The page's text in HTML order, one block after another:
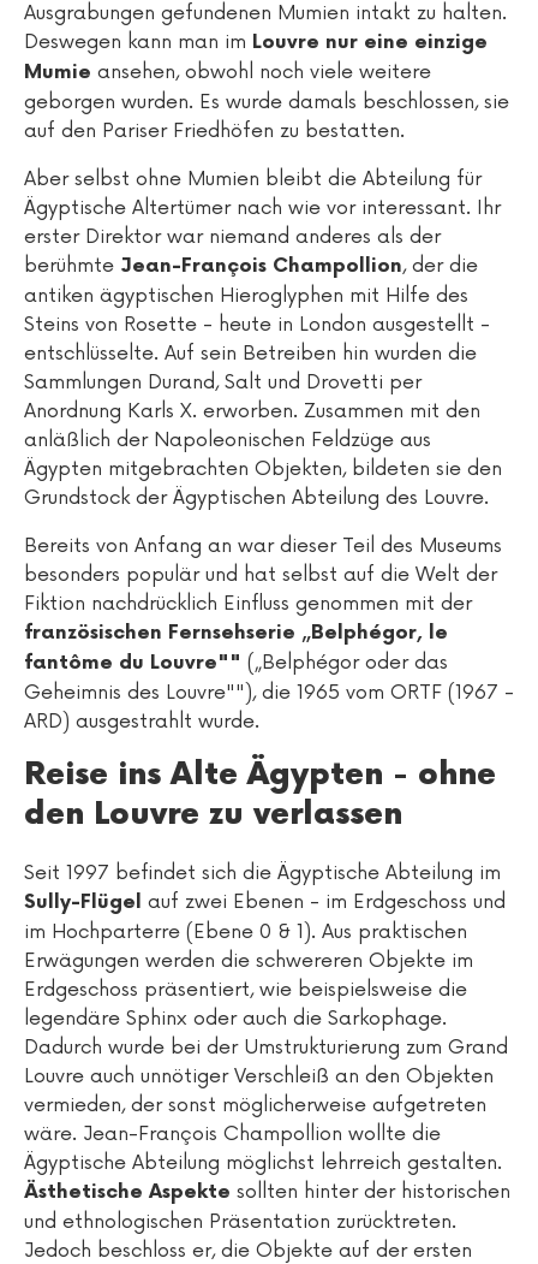
Ausgrabungen gefundenen Mumien intakt zu halten.
Deswegen kann man im Louvre nur eine einzige
Mumie ansehen, obwohl noch viele weitere
geborgen wurden. Es wurde damals beschlossen, sie
auf den Pariser Friedhöfen zu bestatten.
Aber selbst ohne Mumien bleibt die Abteilung für
Ägyptische Altertümer nach wie vor interessant. Ihr
erster Direktor war niemand anderes als der
berühmte Jean-François Champollion, der die
antiken ägyptischen Hieroglyphen mit Hilfe des
Steins von Rosette - heute in London ausgestellt -
entschlüsselte. Auf sein Betreiben hin wurden die
Sammlungen Durand, Salt und Drovetti per
Anordnung Karls X. erworben. Zusammen mit den
anläßlich der Napoleonischen Feldzüge aus
Ägypten mitgebrachten Objekten, bildeten sie den
Grundstock der Ägyptischen Abteilung des Louvre.
Bereits von Anfang an war dieser Teil des Museums
besonders populär und hat selbst auf die Welt der
Fiktion nachdrücklich Einfluss genommen mit der
französischen Fernsehserie „Belphégor, le
fantôme du Louvre"" („Belphégor oder das
Geheimnis des Louvre""), die 1965 vom ORTF (1967 -
ARD) ausgestrahlt wurde.
Reise ins Alte Ägypten - ohne
den Louvre zu verlassen
Seit 1997 befindet sich die Ägyptische Abteilung im
Sully-Flügel auf zwei Ebenen - im Erdgeschoss und
im Hochparterre (Ebene 0 & 1). Aus praktischen
Erwägungen werden die schwereren Objekte im
Erdgeschoss präsentiert, wie beispielsweise die
legendäre Sphinx oder auch die Sarkophage.
Dadurch wurde bei der Umstrukturierung zum Grand
Louvre auch unnötiger Verschleiß an den Objekten
vermieden, der sonst möglicherweise aufgetreten
wäre. Jean-François Champollion wollte die
Ägyptische Abteilung möglichst lehrreich gestalten.
Ästhetische Aspekte sollten hinter der historischen
und ethnologischen Präsentation zurücktreten.
Jedoch beschloss er, die Objekte auf der ersten